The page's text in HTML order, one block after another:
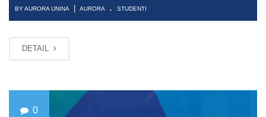
BY AURORA UNINA | AURORA . STUDENTI
DETAIL
0